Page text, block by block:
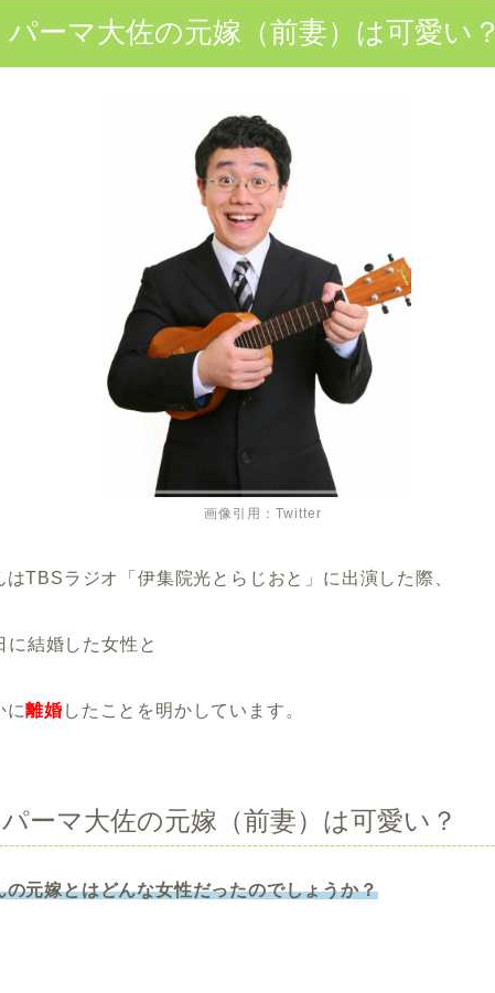
パーマ大佐の元嫁（前妻）は可愛い？
画像引用：Twitter
TBSラジオ「伊集院光とらじおと」に出演した際、
結婚した女性と
に離婚 したことを明かしています。
パーマ大佐の元嫁（前妻）は可愛い？
の元嫁とはどんな女性だったのでしょうか？